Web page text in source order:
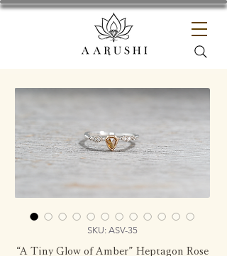
SKU: ASV-35
“A Tiny Glow of Amber” Heptagon Rose